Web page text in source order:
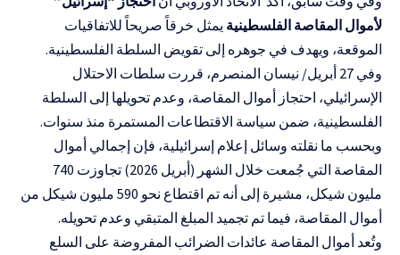
لأموال المقاصة الفلسطينية يمثل خرقاً صريحاً للاتفاقيات
الموقعة، ويهدف في جوهره إلى تقويض السلطة الفلسطينية.
وفي 27 أبريل/ نيسان المنصرم، قررت سلطات الاحتلال
الإسرائيلي، احتجاز أموال المقاصة، وعدم تحويلها إلى السلطة
الفلسطينية، ضمن سياسة الاقتطاعات المستمرة منذ سنوات.
وبحسب ما نقلته وسائل إعلام إسرائيلية، فإن إجمالي أموال
المقاصة التي جُمعت خلال الشهر (أبريل 2026) تجاوزت 740
مليون شيكل، مشيرة إلى أنه تم اقتطاع نحو 590 مليون شيكل من
أموال المقاصة، فيما تم تجميد المبلغ المتبقي وعدم تحويله.
وتُعد أموال المقاصة عائدات الضرائب المفروضة على السلع